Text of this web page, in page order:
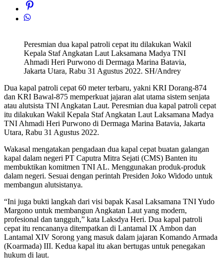
Peresmian dua kapal patroli cepat itu dilakukan Wakil
Kepala Staf Angkatan Laut Laksamana Madya TNI
Ahmadi Heri Purwono di Dermaga Marina Batavia,
Jakarta Utara, Rabu 31 Agustus 2022. SH/Andrey
Dua kapal patroli cepat 60 meter terbaru, yakni KRI Dorang-874
dan KRI Bawal-875 memperkuat jajaran alat utama sistem senjata
atau alutsista TNI Angkatan Laut. Peresmian dua kapal patroli cepat
itu dilakukan Wakil Kepala Staf Angkatan Laut Laksamana Madya
TNI Ahmadi Heri Purwono di Dermaga Marina Batavia, Jakarta
Utara, Rabu 31 Agustus 2022.
Wakasal mengatakan pengadaan dua kapal cepat buatan galangan
kapal dalam negeri PT Caputra Mitra Sejati (CMS) Banten itu
membuktikan komitmen TNI AL. Menggunakan produk-produk
dalam negeri. Sesuai dengan perintah Presiden Joko Widodo untuk
membangun alutsistanya.
“Ini juga bukti langkah dari visi bapak Kasal Laksamana TNI Yudo
Margono untuk membangun Angkatan Laut yang modern,
profesional dan tangguh,” kata Laksdya Heri. Dua kapal patroli
cepat itu rencananya ditempatkan di Lantamal IX Ambon dan
Lantamal XIV Sorong yang masuk dalam jajaran Komando Armada
(Koarmada) III. Kedua kapal itu akan bertugas untuk penegakan
hukum di laut.